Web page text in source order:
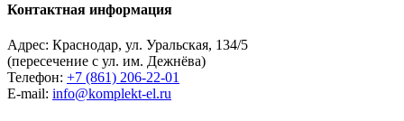
Контактная информация
Адрес: Краснодар, ул. Уральская, 134/5
(пересечение с ул. им. Дежнёва)
Телефон: +7 (861) 206-22-01
E-mail: info@komplekt-el.ru